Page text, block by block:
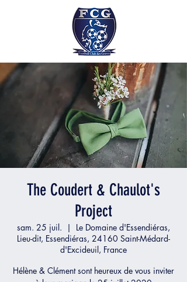
The Coudert & Chaulot's
Project
sam. 25 juil.
  |
Le Domaine d'Essendiéras,
Lieu-dit, Essendiéras, 24160 Saint-Médard-
d'Excideuil, France
Hélène & Clément sont heureux de vous inviter